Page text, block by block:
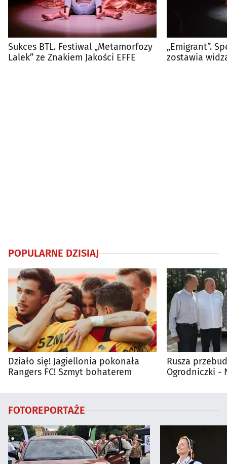
Sukces BTL. Festiwal „Metamorfozy
Lalek” ze Znakiem Jakości EFFE
„Emigrant”.
zostawia
POPULARNE DZISIAJ
Działo się! Jagiellonia pokonała
Rangers FC! Szmyt bohaterem
Rusza
Ogrodniczki -
FOTOREPORTAŻE